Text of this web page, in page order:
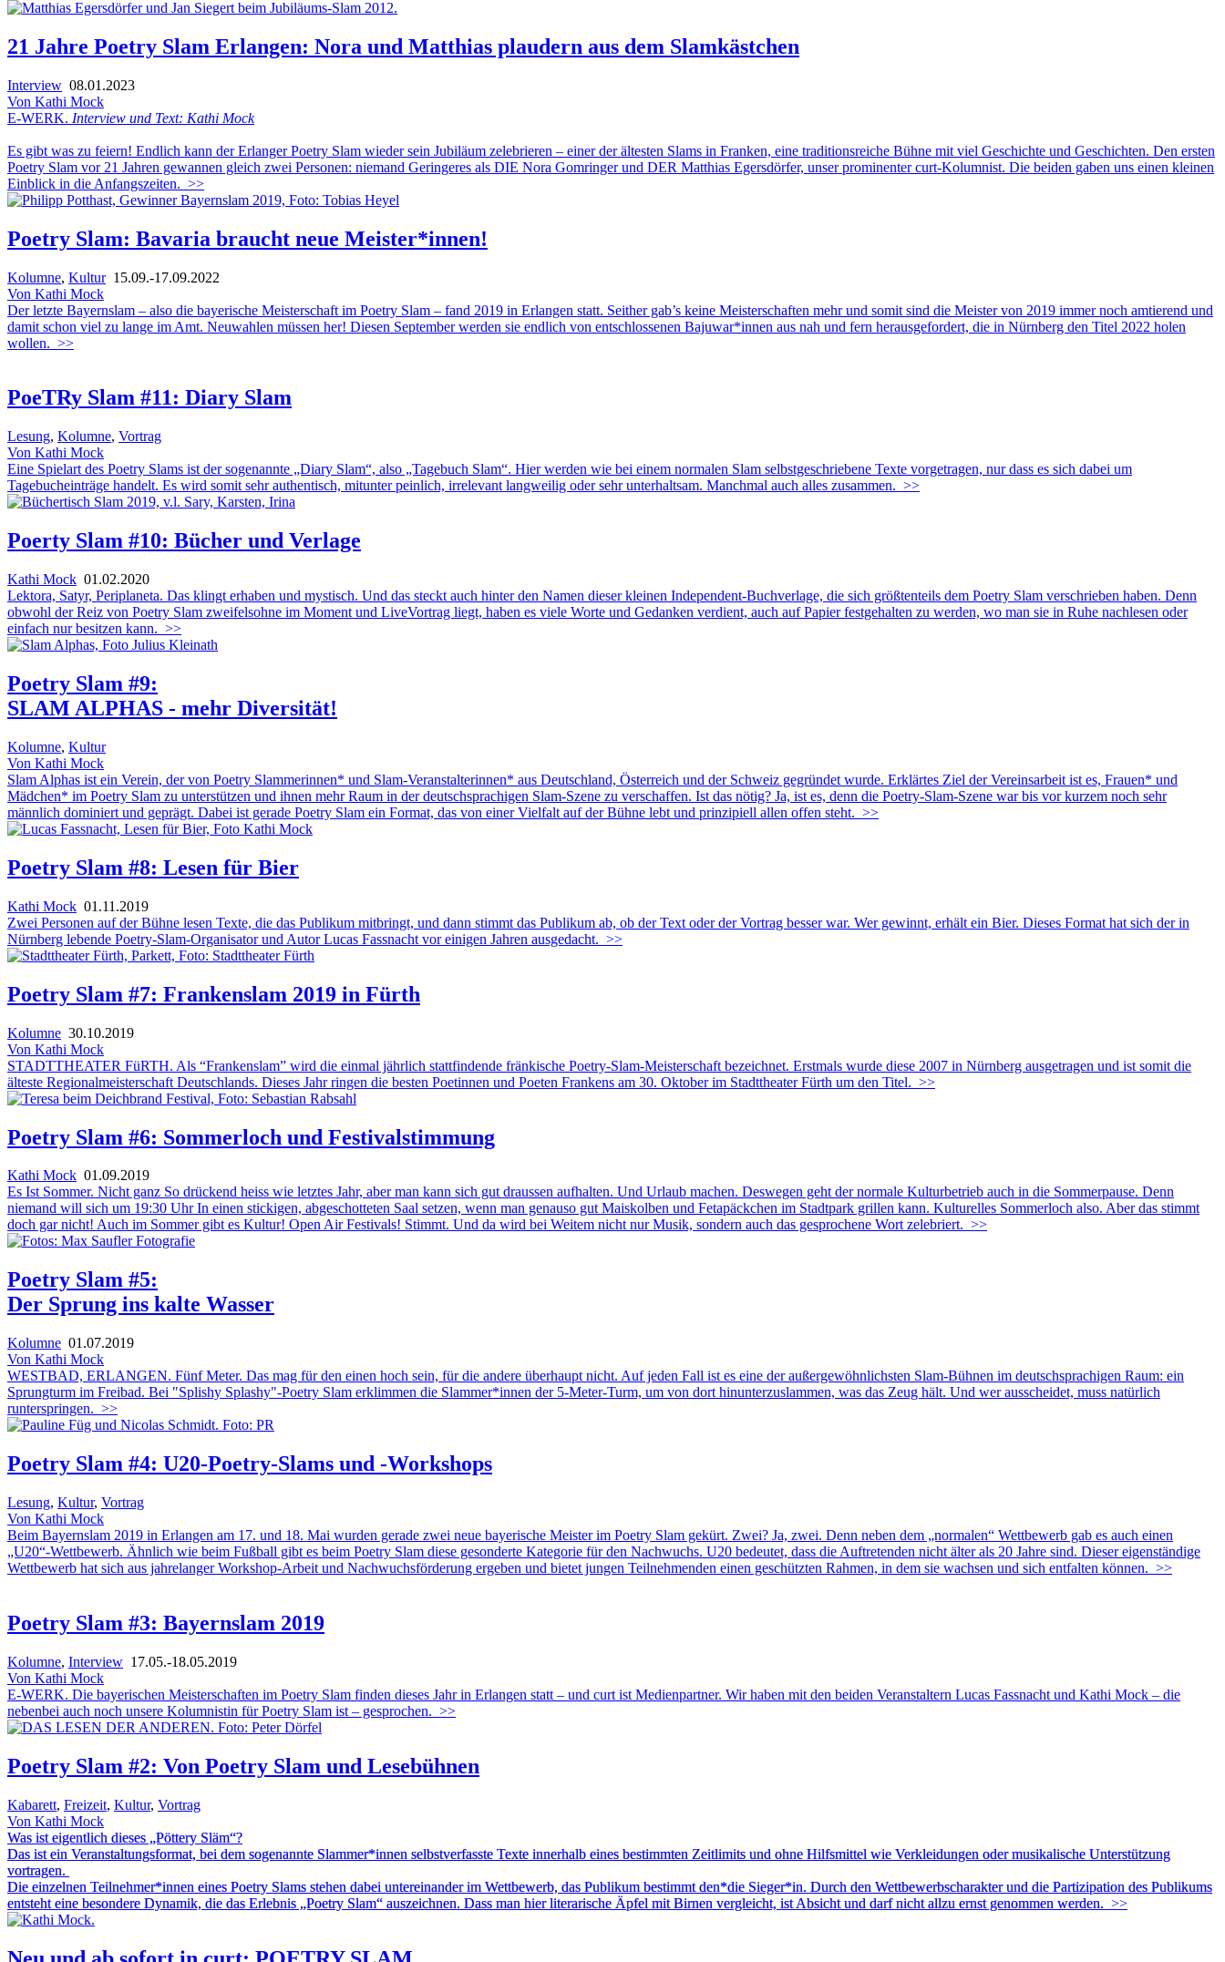
21 Jahre Poetry Slam Erlangen: Nora und Matthias plaudern aus dem Slamkästchen
Interview 08.01.2023
Von Kathi Mock
E-WERK. Interview und Text: Kathi Mock
Es gibt was zu feiern! Endlich kann der Erlanger Poetry Slam wieder sein Jubiläum zelebrieren – einer der ältesten Slams in Franken, eine traditionsreiche Bühne mit viel Geschichte und Geschichten. Den ersten
Poetry Slam vor 21 Jahren gewannen gleich zwei Personen: niemand Geringeres als DIE Nora Gomringer und DER Matthias Egersdörfer, unser prominenter curt-Kolumnist. Die beiden gaben uns einen kleinen
Einblick in die Anfangszeiten. >>
Poetry Slam: Bavaria braucht neue Meister*innen!
Kolumne, Kultur15.09.-17.09.2022
Von Kathi Mock
Der letzte Bayernslam – also die bayerische Meisterschaft im Poetry Slam – fand 2019 in Erlangen statt. Seither gab’s keine Meisterschaften mehr und somit sind die Meister von 2019 immer noch amtierend und
damit schon viel zu lange im Amt. Neuwahlen müssen her! Diesen September werden sie endlich von entschlossenen Bajuwar*innen aus nah und fern herausgefordert, die in Nürnberg den Titel 2022 holen
wollen. >>
PoeTRy Slam #11: Diary Slam
Lesung, Kolumne, Vortrag
Von Kathi Mock
Eine Spielart des Poetry Slams ist der sogenannte „Diary Slam“, also „Tagebuch Slam“. Hier werden wie bei einem normalen Slam selbstgeschriebene Texte vorgetragen, nur dass es sich dabei um
Tagebucheinträge handelt. Es wird somit sehr authentisch, mitunter peinlich, irrelevant langweilig oder sehr unterhaltsam. Manchmal auch alles zusammen. >>
Poerty Slam #10: Bücher und Verlage
Kathi Mock 01.02.2020
Lektora, Satyr, Periplaneta. Das klingt erhaben und mystisch. Und das steckt auch hinter den Namen dieser kleinen Independent-Buchverlage, die sich größtenteils dem Poetry Slam verschrieben haben. Denn
obwohl der Reiz von Poetry Slam zweifelsohne im Moment und LiveVortrag liegt, haben es viele Worte und Gedanken verdient, auch auf Papier festgehalten zu werden, wo man sie in Ruhe nachlesen oder
einfach nur besitzen kann. >>
Poetry Slam #9:
SLAM ALPHAS - mehr Diversität!
Kolumne, Kultur
Von Kathi Mock
Slam Alphas ist ein Verein, der von Poetry Slammerinnen* und Slam-Veranstalterinnen* aus Deutschland, Österreich und der Schweiz gegründet wurde. Erklärtes Ziel der Vereinsarbeit ist es, Frauen* und
Mädchen* im Poetry Slam zu unterstützen und ihnen mehr Raum in der deutschsprachigen Slam-Szene zu verschaffen. Ist das nötig? Ja, ist es, denn die Poetry-Slam-Szene war bis vor kurzem noch sehr
männlich dominiert und geprägt. Dabei ist gerade Poetry Slam ein Format, das von einer Vielfalt auf der Bühne lebt und prinzipiell allen offen steht. >>
Poetry Slam #8: Lesen für Bier
Kathi Mock 01.11.2019
Zwei Personen auf der Bühne lesen Texte, die das Publikum mitbringt, und dann stimmt das Publikum ab, ob der Text oder der Vortrag besser war. Wer gewinnt, erhält ein Bier. Dieses Format hat sich der in
Nürnberg lebende Poetry-Slam-Organisator und Autor Lucas Fassnacht vor einigen Jahren ausgedacht. >>
Poetry Slam #7: Frankenslam 2019 in Fürth
Kolumne 30.10.2019
Von Kathi Mock
STADTTHEATER FüRTH. Als “Frankenslam” wird die einmal jährlich stattfindende fränkische Poetry-Slam-Meisterschaft bezeichnet. Erstmals wurde diese 2007 in Nürnberg ausgetragen und ist somit die
älteste Regionalmeisterschaft Deutschlands. Dieses Jahr ringen die besten Poetinnen und Poeten Frankens am 30. Oktober im Stadttheater Fürth um den Titel. >>
Poetry Slam #6: Sommerloch und Festivalstimmung
Kathi Mock 01.09.2019
Es Ist Sommer. Nicht ganz So drückend heiss wie letztes Jahr, aber man kann sich gut draussen aufhalten. Und Urlaub machen. Deswegen geht der normale Kulturbetrieb auch in die Sommerpause. Denn
niemand will sich um 19:30 Uhr In einen stickigen, abgeschotteten Saal setzen, wenn man genauso gut Maiskolben und Fetapäckchen im Stadtpark grillen kann. Kulturelles Sommerloch also. Aber das stimmt
doch gar nicht! Auch im Sommer gibt es Kultur! Open Air Festivals! Stimmt. Und da wird bei Weitem nicht nur Musik, sondern auch das gesprochene Wort zelebriert. >>
Poetry Slam #5:
Der Sprung ins kalte Wasser
Kolumne 01.07.2019
Von Kathi Mock
WESTBAD, ERLANGEN. Fünf Meter. Das mag für den einen hoch sein, für die andere überhaupt nicht. Auf jeden Fall ist es eine der außergewöhnlichsten Slam-Bühnen im deutschsprachigen Raum: ein
Sprungturm im Freibad. Bei "Splishy Splashy"-Poetry Slam erklimmen die Slammer*innen der 5-Meter-Turm, um von dort hinunterzuslammen, was das Zeug hält. Und wer ausscheidet, muss natürlich
runterspringen. >>
Poetry Slam #4: U20-Poetry-Slams und -Workshops
Lesung, Kultur, Vortrag
Von Kathi Mock
Beim Bayernslam 2019 in Erlangen am 17. und 18. Mai wurden gerade zwei neue bayerische Meister im Poetry Slam gekürt. Zwei? Ja, zwei. Denn neben dem „normalen“ Wettbewerb gab es auch einen
„U20“-Wettbewerb. Ähnlich wie beim Fußball gibt es beim Poetry Slam diese gesonderte Kategorie für den Nachwuchs. U20 bedeutet, dass die Auftretenden nicht älter als 20 Jahre sind. Dieser eigenständige
Wettbewerb hat sich aus jahrelanger Workshop-Arbeit und Nachwuchsförderung ergeben und bietet jungen Teilnehmenden einen geschützten Rahmen, in dem sie wachsen und sich entfalten können. >>
Poetry Slam #3: Bayernslam 2019
Kolumne, Interview 17.05.-18.05.2019
Von Kathi Mock
E-WERK. Die bayerischen Meisterschaften im Poetry Slam finden dieses Jahr in Erlangen statt – und curt ist Medienpartner. Wir haben mit den beiden Veranstaltern Lucas Fassnacht und Kathi Mock – die
nebenbei auch noch unsere Kolumnistin für Poetry Slam ist – gesprochen. >>
Poetry Slam #2: Von Poetry Slam und Lesebühnen
Kabarett, Freizeit, Kultur, Vortrag
Von Kathi Mock
Was ist eigentlich dieses „Pöttery Släm“?
Das ist ein Veranstaltungsformat, bei dem sogenannte Slammer*innen selbstverfasste Texte innerhalb eines bestimmten Zeitlimits und ohne Hilfsmittel wie Verkleidungen oder musikalische Unterstützung
vortragen.
Die einzelnen Teilnehmer*innen eines Poetry Slams stehen dabei untereinander im Wettbewerb, das Publikum bestimmt den*die Sieger*in. Durch den Wettbewerbscharakter und die Partizipation des Publikums
entsteht eine besondere Dynamik, die das Erlebnis „Poetry Slam“ auszeichnen. Dass man hier literarische Äpfel mit Birnen vergleicht, ist Absicht und darf nicht allzu ernst genommen werden. >>